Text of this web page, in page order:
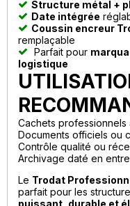
Structure métal +
Date intégrée
Coussin encreur
remplaçable
Parfait pour
logistique
Cachets
Documents officiels ou
Contrôle qualité ou
Archivage daté en
Le Trodat
parfait pour les
puissant, durable et